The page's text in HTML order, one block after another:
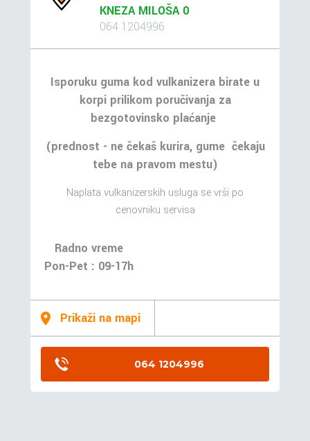
KNEZA MILOŠA 0
064 1204996
Isporuku guma kod vulkanizera birate u
korpi prilikom poručivanja za
bezgotovinsko plaćanje
(prednost - ne čekaš kurira, gume čekaju
tebe na pravom mestu)
Naplata vulkanizerskih usluga se vrši po
cenovniku servisa
Radno vreme
Pon-Pet : 09-17h
Prikaži na mapi
064 1204996